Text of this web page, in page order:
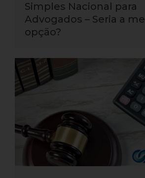
Simples Nacional para
Advogados – Seria a
opção?